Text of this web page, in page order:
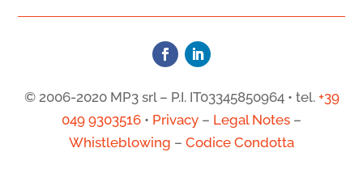
© 2006-2020 MP3 srl – P.I. IT03345850964 • tel. +39
049 9303516 • Privacy – Legal Notes –
Whistleblowing – Codice Condotta